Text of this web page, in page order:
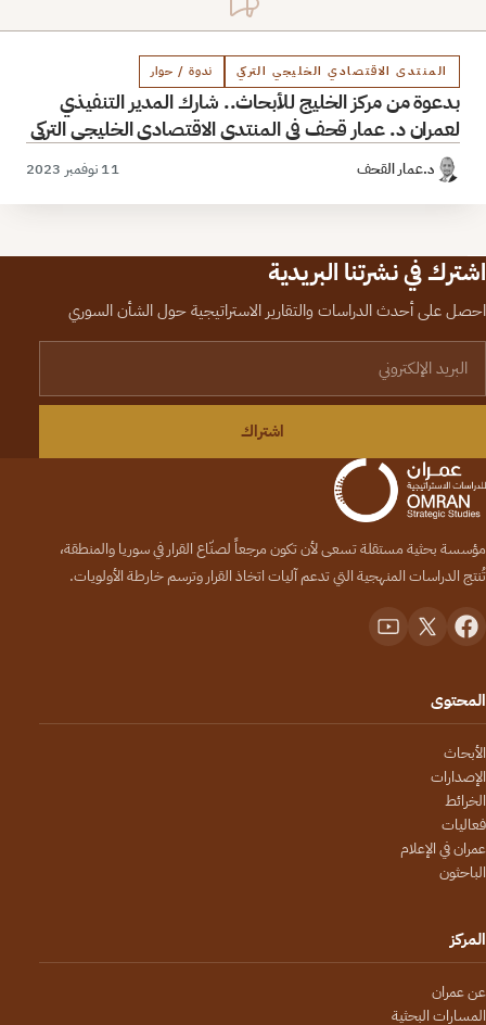
المنتدى الاقتصادي الخليجي التركي ندوة / حوار
بدعوة من مركز الخليج للأبحاث.. شارك المدير التنفيذي
لعمران د. عمار قحف في المنتدى الاقتصادي الخليجي التركي
د.عمار القحف 11 نوفمبر 2023
اشترك في نشرتنا البريدية
احصل على أحدث الدراسات والتقارير الاستراتيجية حول الشأن السوري
اشتراك
مؤسسة بحثية مستقلة تسعى لأن تكون مرجعاً لصنّاع القرار في سوريا والمنطقة،
تُنتج الدراسات المنهجية التي تدعم آليات اتخاذ القرار وترسم خارطة الأولويات.
المحتوى
الأبحاث
الإصدارات
الخرائط
فعاليات
عمران في الإعلام
الباحثون
المركز
عن عمران
المسارات البحثية